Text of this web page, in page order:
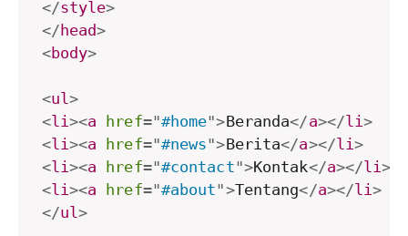
</style>
</head>
<body>
<ul >
<li ><a href="#home">Beranda</a></li>
<li ><a href="#news">Berita</a></li>
<li ><a href="#contact">Kontak</a></li>
<li ><a href="#about">Tentang</a></li>
</ul >